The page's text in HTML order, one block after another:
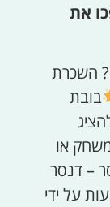
את
השכרת
בובת
או
– דנסר
על ידי